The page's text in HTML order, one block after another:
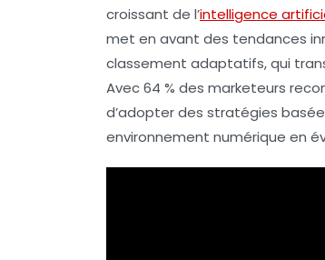
croissant de l’intelligence
met en avant des tendances
classement adaptatifs, qui
Avec 64 % des marketeurs
d’adopter des stratégies
environnement numérique en